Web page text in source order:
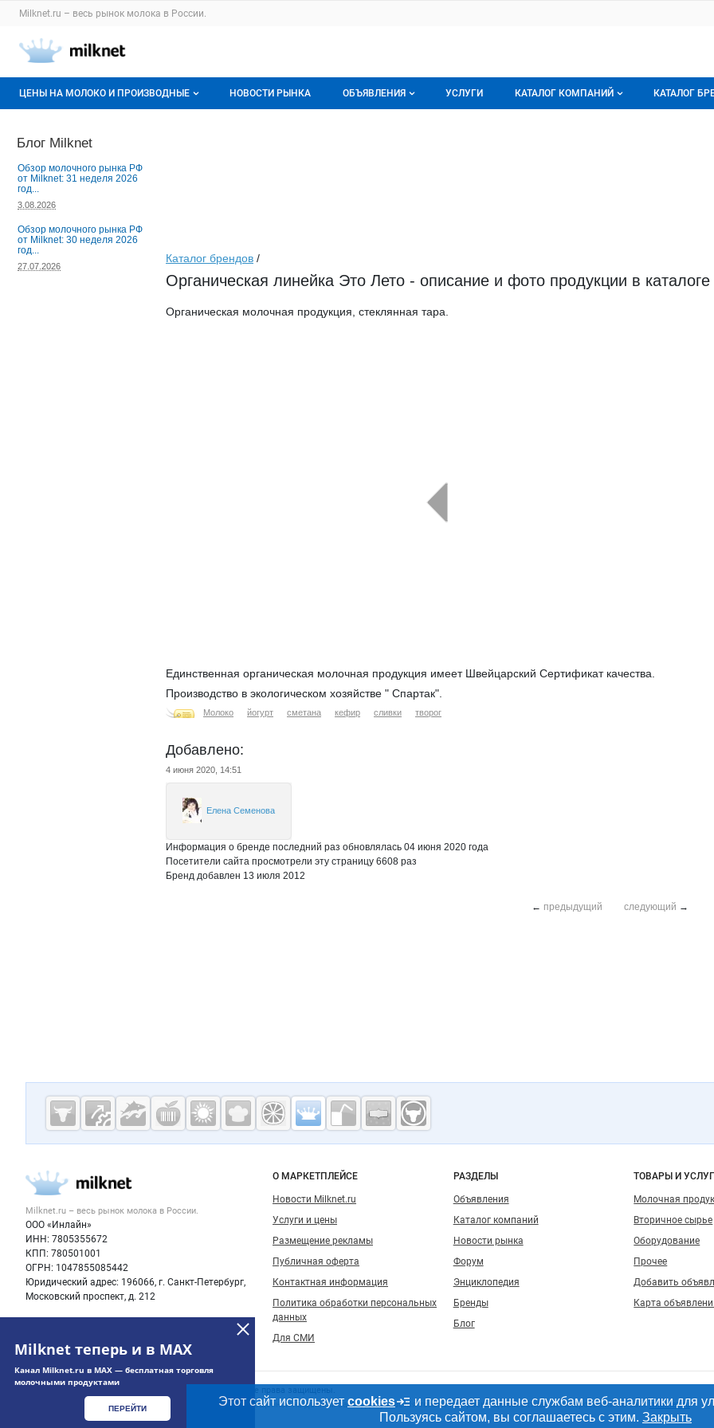
Раздел навигации по сайту milknet.ru
Milknet.ru – весь рынок молока в России.
Авторизация и меню пользователя
Навигация по разделам сайта milknet.ru
ЦЕНЫ НА МОЛОКО И ПРОИЗВОДНЫЕ
О мониторингах
Актуальные мониторинги
Динамика цен
Отзывы
НОВОСТИ РЫНКА ОБЪЯВЛЕНИЯ УСЛУГИ КАТАЛОГ КОМПАНИЙ КАТАЛОГ
Каталог брендов /
Органическая линейка Это Лето - описание и фото продукции в
Органическая молочная продукция, стеклянная тара.
Единственная органическая молочная продукция имеет Швейцарский Сертификат качества.
Производство в экологическом хозяйстве " Спартак".
Молоко йогурт сметана кефир сливки творог
Добавлено:
4 июня 2020, 14:51
Елена Семенова
Информация о бренде последний раз обновлялась 04 июня 2020 года
Посетители сайта просмотрели эту страницу 6608 раз
Бренд добавлен 13 июля 2012
← предыдущий следующий →
Блог Milknet
Обзор молочного рынка РФ
от Milknet: 31 неделя 2026
год...
3.08.2026
Обзор молочного рынка РФ
от Milknet: 30 неделя 2026
год...
27.07.2026
Milknet теперь и в MAX
Канал Milknet.ru в MAX — бесплатная торговля
молочными продуктами
ПЕРЕЙТИ
Дополнительная информация
Cсылки на полезные проекты
Молочная
промышленность
Milknet.ru
Важные разделы и контакты
Milknet.ru – весь рынок молока в России.
ООО «Инлайн»
ИНН: 7805355672
КПП: 780501001
ОГРН: 1047855085442
Юридический адрес: 196066, г. Санкт-Петербург,
Московский проспект, д. 212
Навигация по сайту
О МАРКЕТПЛЕЙСЕ
Новости Milknet.ru
Услуги и цены
Размещение рекламы
Публичная оферта
Контактная информация
Политика обработки персональных
данных
Для СМИ
РАЗДЕЛЫ
Объявления
Каталог компаний
Новости рынка
Форум
Энциклопедия
Бренды
Блог
ТОВАРЫ И
Молочная
Вторичное сырье
Оборудование
Прочее
Добавить
Карта
Счетчики, авторское право, логотипы
Использование информации, размещенной на данном сайте, допускается только при размещении активной гиперссылки на сайт milknet.ru
Этот сайт использует cookies
и передает данные службам веб-аналитики для
Пользуясь сайтом, вы соглашаетесь с этим. Закрыть